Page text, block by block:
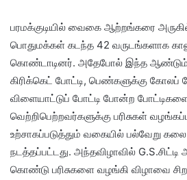
பரமக்குடியில் வைகை ஆற்றங்கரை
பொதுமக்கள் கடந்த 42 வருடங்களாக
கொண்டாடினர். அதேபோல் இந்த
கிரிக்கெட் போட்டி, பெண்களுக்கு கோலப்
விளையாட்டுப் போட்டி போன்ற
வெற்றிபெற்றவர்களுக்கு பரிசுகள்
உற்சாகப்படுத்தும் வகையில் பல்வேறு
நடத்தப்பட்டது. அந்தவிழாவில் G.S.சிட்டி
கொண்டு பரிசுகளை வழங்கி விழாவை